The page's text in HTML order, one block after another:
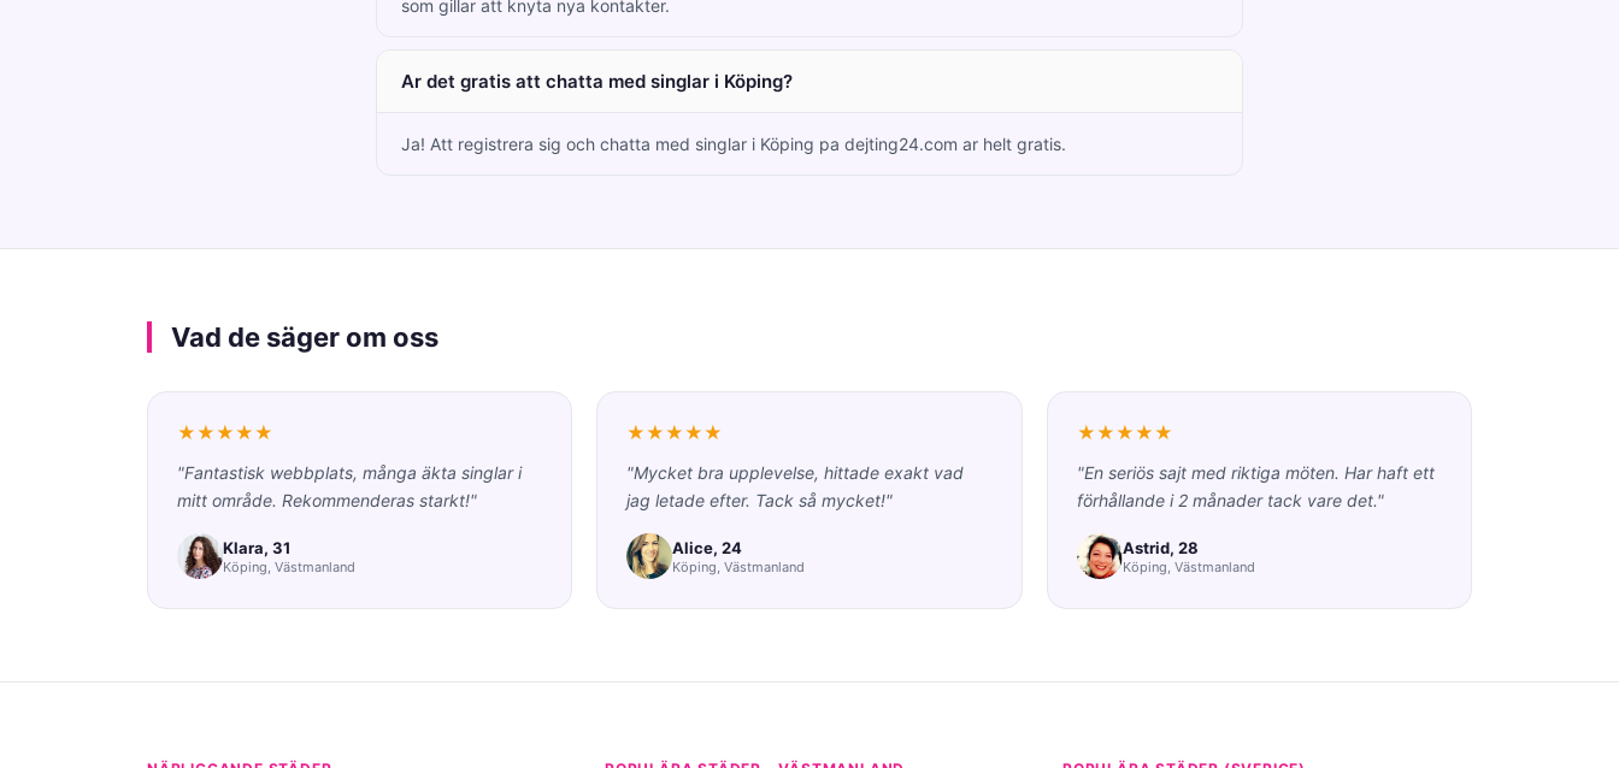
som gillar att knyta nya kontakter.
Ar det gratis att chatta med singlar i Köping?
Ja! Att registrera sig och chatta med singlar i Köping pa dejting24.com ar helt gratis.
Vad de säger om oss
★★★★★
"Fantastisk webbplats, många äkta singlar i
mitt område. Rekommenderas starkt!"
Klara, 31
Köping, Västmanland
★★★★★
"Mycket bra upplevelse, hittade exakt vad
jag letade efter. Tack så mycket!"
Alice, 24
Köping, Västmanland
★★★★★
"En seriös sajt med riktiga möten. Har haft ett
förhållande i 2 månader tack vare det."
Astrid, 28
Köping, Västmanland